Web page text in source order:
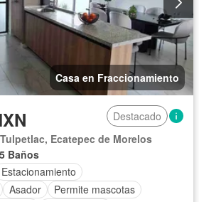
Casa en Fraccionamiento
Destacado
Ecatepec de Morelos
Baños
Estacionamiento
Asador
Permite mascotas